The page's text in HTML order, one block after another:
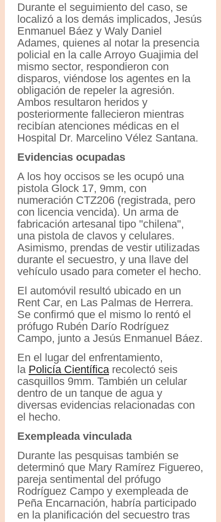
Durante el seguimiento del caso, se
localizó a los demás implicados, Jesús
Enmanuel Báez y Waly Daniel
Adames, quienes al notar la presencia
policial en la calle Arroyo Guajimia del
mismo sector, respondieron con
disparos, viéndose los agentes en la
obligación de repeler la agresión.
Ambos resultaron heridos y
posteriormente fallecieron mientras
recibían atenciones médicas en el
Hospital Dr. Marcelino Vélez Santana.
Evidencias ocupadas
A los hoy occisos se les ocupó una
pistola Glock 17, 9mm, con
numeración CTZ206 (registrada, pero
con licencia vencida). Un arma de
fabricación artesanal tipo "chilena",
una pistola de clavos y celulares.
Asimismo, prendas de vestir utilizadas
durante el secuestro, y una llave del
vehículo usado para cometer el hecho.
El automóvil resultó ubicado en un
Rent Car, en Las Palmas de Herrera.
Se confirmó que el mismo lo rentó el
prófugo Rubén Darío Rodríguez
Campo, junto a Jesús Enmanuel Báez.
En el lugar del enfrentamiento,
la Policía Científica recolectó seis
casquillos 9mm. También un celular
dentro de un tanque de agua y
diversas evidencias relacionadas con
el hecho.
Exempleada vinculada
Durante las pesquisas también se
determinó que Mary Ramírez Figuereo,
pareja sentimental del prófugo
Rodríguez Campo y exempleada de
Peña Encarnación, habría participado
en la planificación del secuestro tras